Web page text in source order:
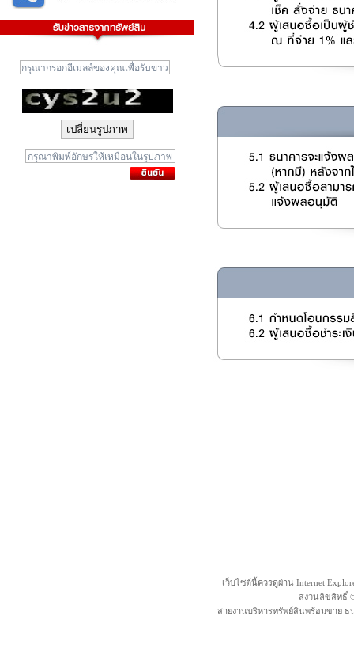
เว็บไซต์นี้ควรดูผ่าน Internet
สงวนลิขสิทธิ์
สายงานบริหารทรัพย์สินพร้อมขาย ธน